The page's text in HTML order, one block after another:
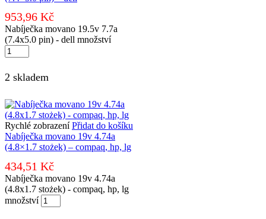
953,96 Kč
Nabíječka movano 19.5v 7.7a
(7.4x5.0 pin) - dell množství
2 skladem
Rychlé zobrazení Přidat do košíku
Nabíječka movano 19v 4.74a
(4.8×1.7 stożek) – compaq, hp, lg
434,51 Kč
Nabíječka movano 19v 4.74a
(4.8x1.7 stożek) - compaq, hp, lg
množství